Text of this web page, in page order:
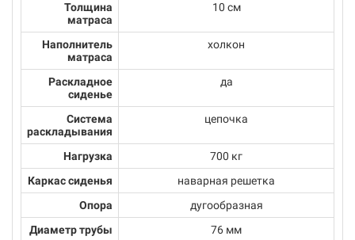
Толщина
матраса
10 см
Наполнитель
матраса
холкон
Раскладное
сиденье
да
Система
раскладывания
цепочка
Нагрузка
700 кг
Каркас сиденья
наварная решетка
Опора
дугообразная
Диаметр трубы
76 мм